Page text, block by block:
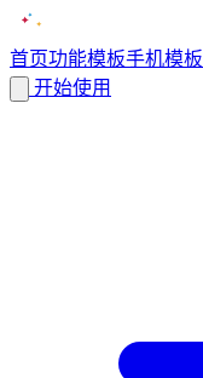
首页功能模板手机模板
开始使用